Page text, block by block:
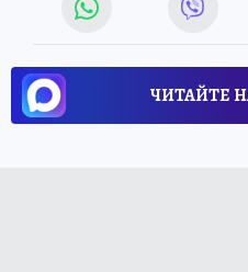
ЧИТАЙТЕ